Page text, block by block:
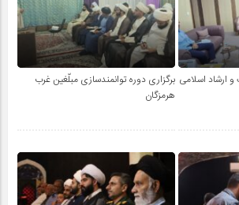
ارشاد اسلامی برگزاری دوره توانمندسازی مبلّغین غرب
هرمزگان